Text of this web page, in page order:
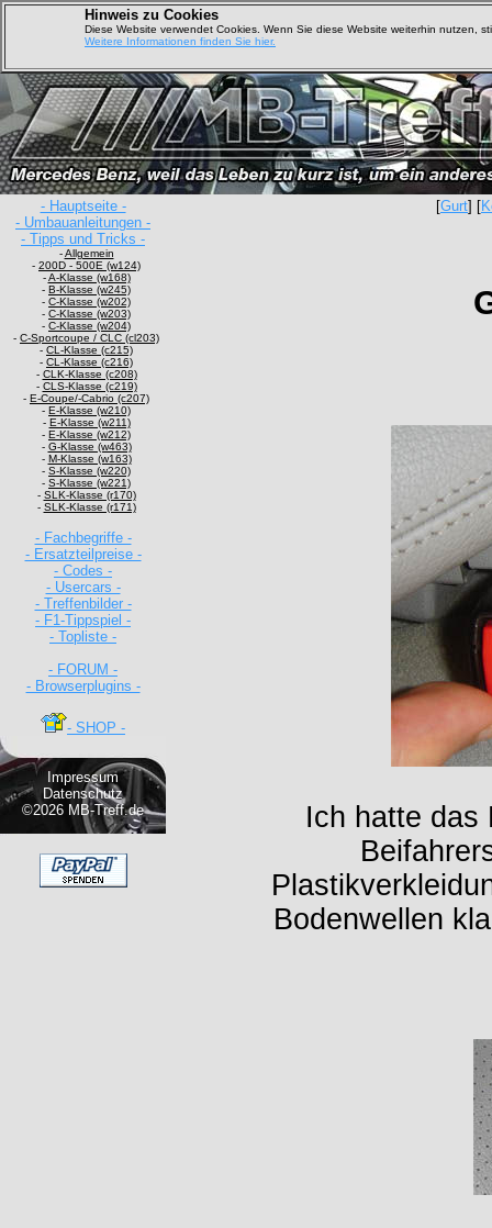
Hinweis zu Cookies
Diese Website verwendet Cookies. Wenn Sie diese Website weiterhin nutzen,
Weitere Informationen finden Sie hier.
- Hauptseite -
- Umbauanleitungen -
- Tipps und Tricks -
-Allgemein
- 200D - 500E (w124)
-A-Klasse (w168)
- B-Klasse (w245)
- C-Klasse (w202)
- C-Klasse (w203)
- C-Klasse (w204)
- C-Sportcoupe / CLC (cl203)
- CL-Klasse (c215)
- CL-Klasse (c216)
- CLK-Klasse (c208)
- CLS-Klasse (c219)
- E-Coupe/-Cabrio (c207)
- E-Klasse (w210)
- E-Klasse (w211)
- E-Klasse (w212)
- G-Klasse (w463)
- M-Klasse (w163)
- S-Klasse (w220)
- S-Klasse (w221)
- SLK-Klasse (r170)
- SLK-Klasse (r171)
- Fachbegriffe -
- Ersatzteilpreise -
- Codes -
- Usercars -
- Treffenbilder -
- F1-Tippspiel -
- Topliste -
- FORUM -
- Browserplugins -
- SHOP -
Impressum
Datenschutz
©2026 MB-Treff.de
[Gurt] [
Ich hatte das
Bodenwellen